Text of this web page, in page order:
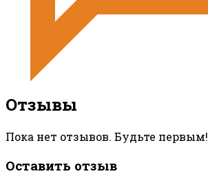
Отзывы
Пока нет отзывов. Будьте первым!
Оставить отзыв